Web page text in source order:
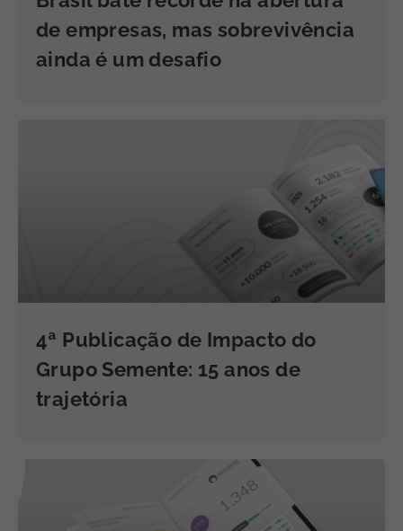
de empresas, mas sobrevivência
ainda é um desafio
4ª Publicação de Impacto do
Grupo Semente: 15 anos de
trajetória